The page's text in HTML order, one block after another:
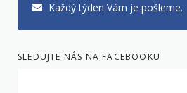
Každý týden Vám je pošleme.
SLEDUJTE NÁS NA FACEBOOKU